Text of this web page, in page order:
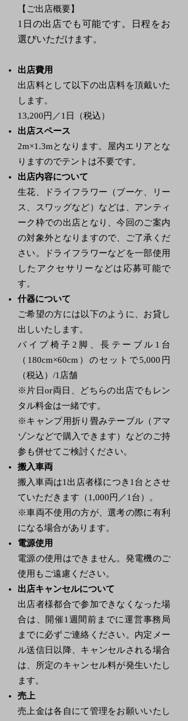
【ご出店概要】
1日の出店でも可能です。日程をお
選びいただけます。
出店費用
出店料として以下の出店料を頂戴いた
します。
13,200円／1日（税込）
出店スペース
2m×1.3mとなります。屋内エリアとな
りますのでテントは不要です。
出店内容について
生花、ドライフラワー（ブーケ、リー
ス、スワッグなど）などは、アンティ
ーク枠での出店となり、今回のご案内
の対象外となりますので、ご了承くだ
さい。ドライフラワーなどを一部使用
したアクセサリーなどは応募可能で
す。
什器について
ご希望の方には以下のように、お貸し
出しいたします。
パイプ椅子2脚、長テーブル1台
（180cm×60cm）のセットで5,000円
（税込）/1店舗
※片日or両日、どちらの出店でもレン
タル料金は一緒です。
※キャンプ用折り畳みテーブル（アマ
ゾンなどで購入できます）などのご持
参も併せてご検討ください。
搬入車両
搬入車両は1出店者様につき1台とさせ
ていただきます（1,000円／1台）。
※車両不使用の方が、選考の際に有利
になる場合があります。
電源使用
電源の使用はできません。発電機のご
使用もご遠慮ください。
出店キャンセルについて
出店者様都合で参加できなくなった場
合は、開催1週間前までに運営事務局
までに必ずご連絡ください。内定メー
ル送信日以降、キャンセルされる場合
は、所定のキャンセル料が発生いたし
ます。
売上
売上金は各自にて管理をお願いいたし